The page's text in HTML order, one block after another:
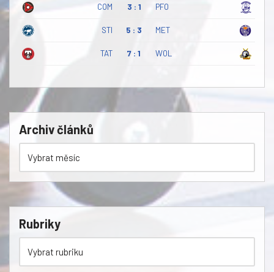
COM 3 : 1 PFO
STI 5 : 3 MET
TAT 7 : 1 WOL
Archiv článků
Rubriky